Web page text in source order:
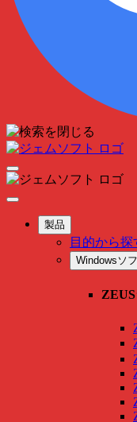
製品
目的から探
Windowsソ